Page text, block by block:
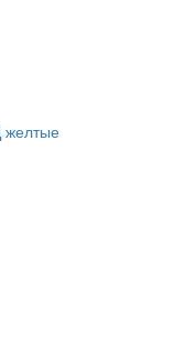
желтые